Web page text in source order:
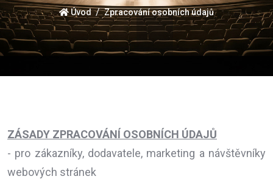
Úvod Zpracování osobních údajů
ZÁSADY ZPRACOVÁNÍ OSOBNÍCH ÚDAJŮ
- pro zákazníky, dodavatele, marketing a návštěvníky
webových stránek